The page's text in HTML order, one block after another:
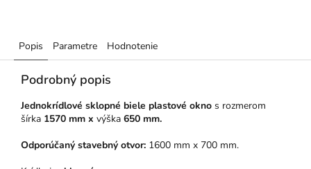
Popis Parametre Hodnotenie
Podrobný popis
Jednokrídlové sklopné biele plastové okno s rozmerom
šírka 1570 mm x výška 650 mm.
Odporúčaný stavebný otvor: 1600 mm x 700 mm.